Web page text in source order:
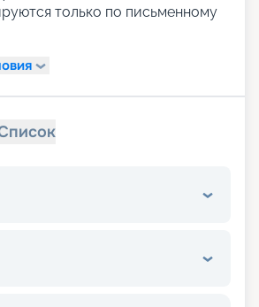
только по письменному